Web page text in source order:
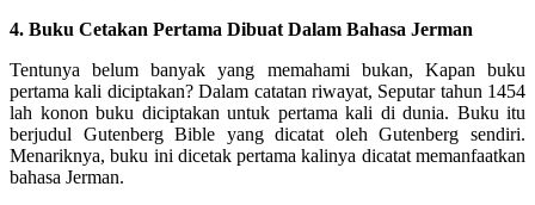
4. Buku Cetakan Pertama Dibuat Dalam Bahasa Jerman
Tentunya belum banyak yang memahami bukan, Kapan buku
pertama kali diciptakan? Dalam catatan riwayat, Seputar tahun 1454
lah konon buku diciptakan untuk pertama kali di dunia. Buku itu
berjudul Gutenberg Bible yang dicatat oleh Gutenberg sendiri.
Menariknya, buku ini dicetak pertama kalinya dicatat memanfaatkan
bahasa Jerman.